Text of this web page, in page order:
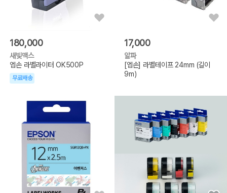
180,000
새빛맥스
엡손 라벨라이터 OK500P
무료배송
17,000
알파
[엡손] 라벨테이프 24mm (길이
9m)